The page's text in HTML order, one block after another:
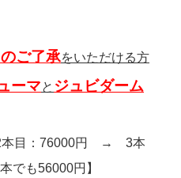
ご了承をいただける方
ーマと ジュビダーム
目：76000円 → 3本
も56000円】